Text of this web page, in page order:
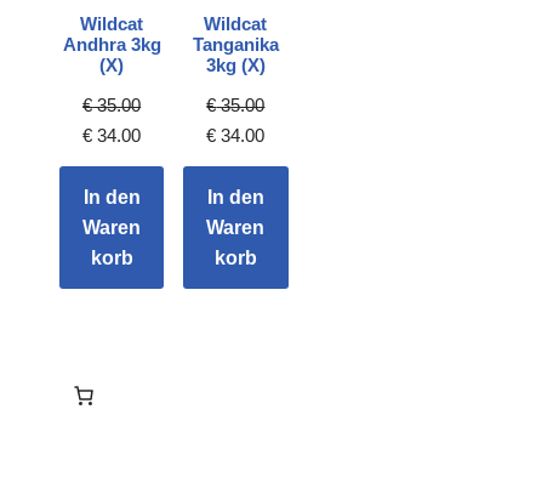
Wildcat
Andhra 3kg
(X)
€35.00
€ 34.00
In den
Waren
korb
Wildcat
Tanganika
3kg (X)
€35.00
€ 34.00
In den
Waren
korb